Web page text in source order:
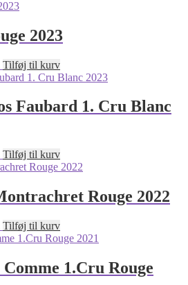
2023
Tilføj til kurv
Faubard 1. Cru Blanc
Tilføj til kurv
Rouge 2022
Tilføj til kurv
1.Cru Rouge